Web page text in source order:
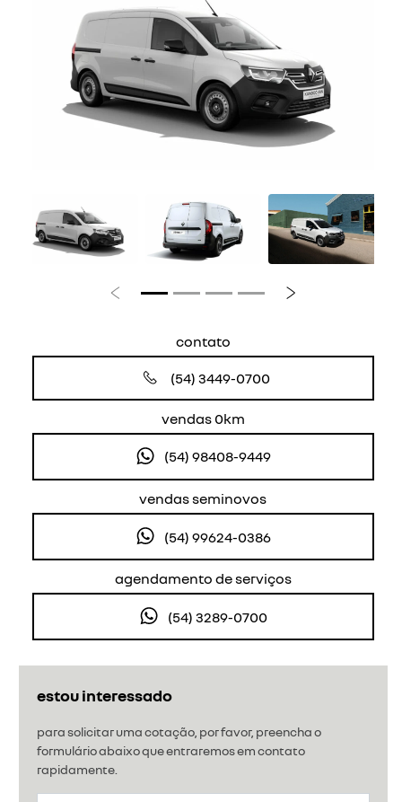
estou interessado
para solicitar uma cotação, por favor, preencha o
formulário abaixo que entraremos em contato
rapidamente.
Anterior
Anterior Próximo
contato
(54) 3449-0700
vendas 0km
(54) 98408-9449
vendas seminovos
(54) 99624-0386
agendamento de serviços
(54) 3289-0700